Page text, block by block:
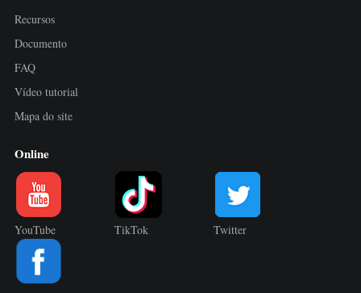
Recursos
Documento
FAQ
Vídeo tutorial
Mapa do site
Online
YouTube TikTok Twitter